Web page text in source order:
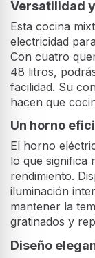
Versatilidad
Esta cocina
electricidad
Con cuatro
48 litros,
facilidad. Su
hacen que
Un horno
El horno
lo que significa
rendimiento.
iluminación
mantener la
gratinados y
Diseño